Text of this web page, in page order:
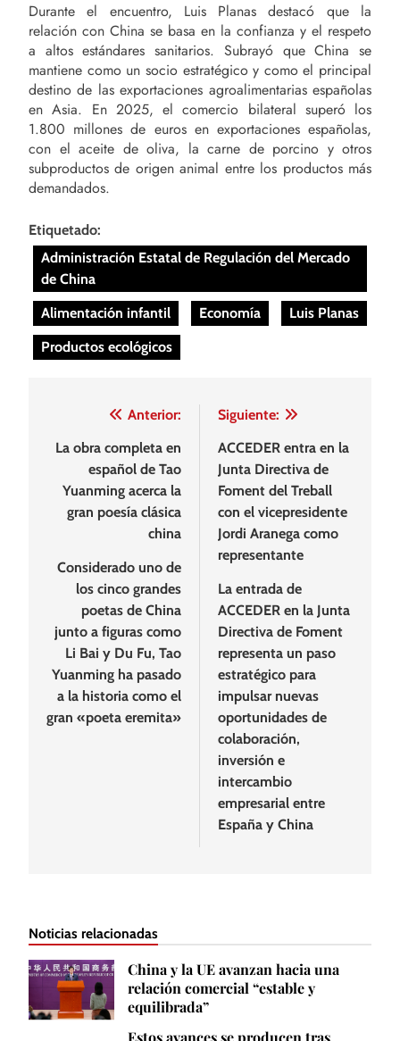
Durante el encuentro, Luis Planas destacó que la
relación con China se basa en la confianza y el respeto
a altos estándares sanitarios. Subrayó que China se
mantiene como un socio estratégico y como el principal
destino de las exportaciones agroalimentarias españolas
en Asia. En 2025, el comercio bilateral superó los
1.800 millones de euros en exportaciones españolas,
con el aceite de oliva, la carne de porcino y otros
subproductos de origen animal entre los productos más
demandados.
Etiquetado:
Administración Estatal de Regulación del Mercado
de China
Alimentación infantil
Economía
Luis Planas
Productos ecológicos
Navegación
de
entradas
Anterior:
La obra completa en
español de Tao
Yuanming acerca la
gran poesía clásica
china
Considerado uno de
los cinco grandes
poetas de China
junto a figuras como
Li Bai y Du Fu, Tao
Yuanming ha pasado
a la historia como el
gran «poeta eremita»
Siguiente:
ACCEDER entra en la
Junta Directiva de
Foment del Treball
con el vicepresidente
Jordi Aranega como
representante
La entrada de
ACCEDER en la Junta
Directiva de Foment
representa un paso
estratégico para
impulsar nuevas
oportunidades de
colaboración,
inversión e
intercambio
empresarial entre
España y China
Noticias relacionadas
China y la UE avanzan hacia una
relación comercial “estable y
equilibrada”
Estos avances se producen tras